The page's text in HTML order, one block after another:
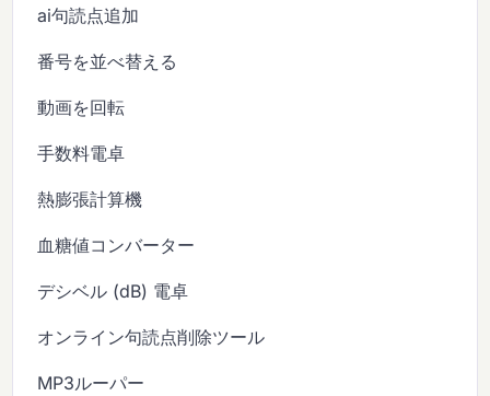
ai句読点追加
番号を並べ替える
動画を回転
手数料電卓
熱膨張計算機
血糖値コンバーター
デシベル (dB) 電卓
オンライン句読点削除ツール
MP3ルーパー